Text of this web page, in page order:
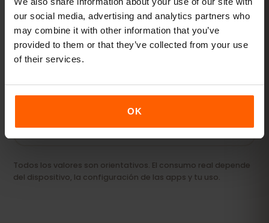
our social media, advertising and analytics partners who
may combine it with other information that you’ve
provided to them or that they’ve collected from your use
of their services.
OK
Streaming y hotspot
Vídeos, videollamadas y conexión para tu
RECOMENDADO20 GB+ o Ilimitado
Ver paquetes
Todos los valores son orientativos. El consumo real depende
del dispositivo, la configuración de las apps y tu uso.